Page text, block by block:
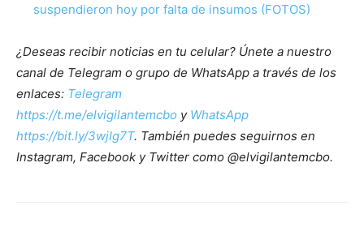
suspendieron hoy por falta de insumos (FOTOS)
¿Deseas recibir noticias en tu celular? Únete a nuestro
canal de Telegram o grupo de WhatsApp a través de los
enlaces: Telegram
https://t.me/elvigilantemcbo y WhatsApp
https://bit.ly/3wjIg7T. También puedes seguirnos en
Instagram, Facebook y Twitter como @elvigilantemcbo.